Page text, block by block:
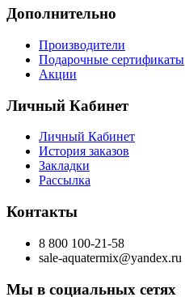
Дополнительно
Производители
Подарочные сертификаты
Акции
Личный Кабинет
Личный Кабинет
История заказов
Закладки
Рассылка
Контакты
8 800 100-21-58
sale-aquatermix@yandex.ru
Мы в социальных сетях